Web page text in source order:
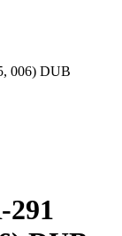
006) DUB
291